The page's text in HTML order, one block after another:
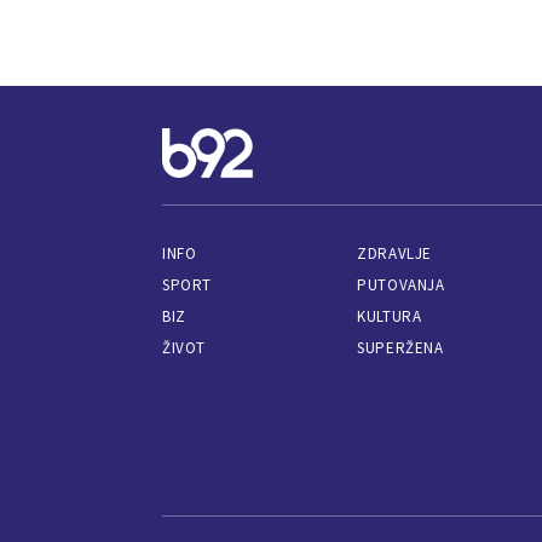
INFO
SPORT
BIZ
ŽIVOT
ZDRAVLJE
PUTOVANJA
KULTURA
SUPERŽENA